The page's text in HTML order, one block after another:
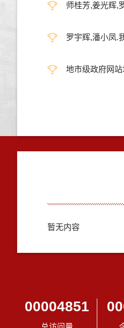
师桂芳,姜光辉,
罗宇辉,潘小凤.
地市级政府网
暂无内容
00004851